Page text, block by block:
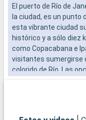
El puerto de Río de
la ciudad, es un
esta vibrante ciudad
histórico y a sólo diez
como Copacabana e
visitantes sumergirse
colorido de Río. Las